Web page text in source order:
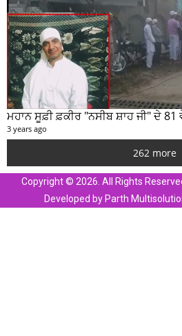
3 years ago
262 more
Copyright © 2026. All Rights
Developed by Parth